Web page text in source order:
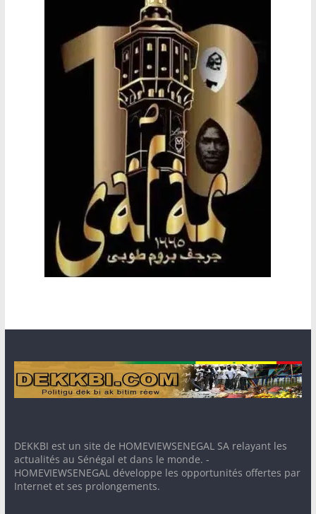
DEKKBI est un site de HOMEVIEWSENEGAL SA relayant les
actualités au Sénégal et dans le monde. -
HOMEVIEWSENEGAL développe les opportunités offertes par
Internet et ses prolongements.